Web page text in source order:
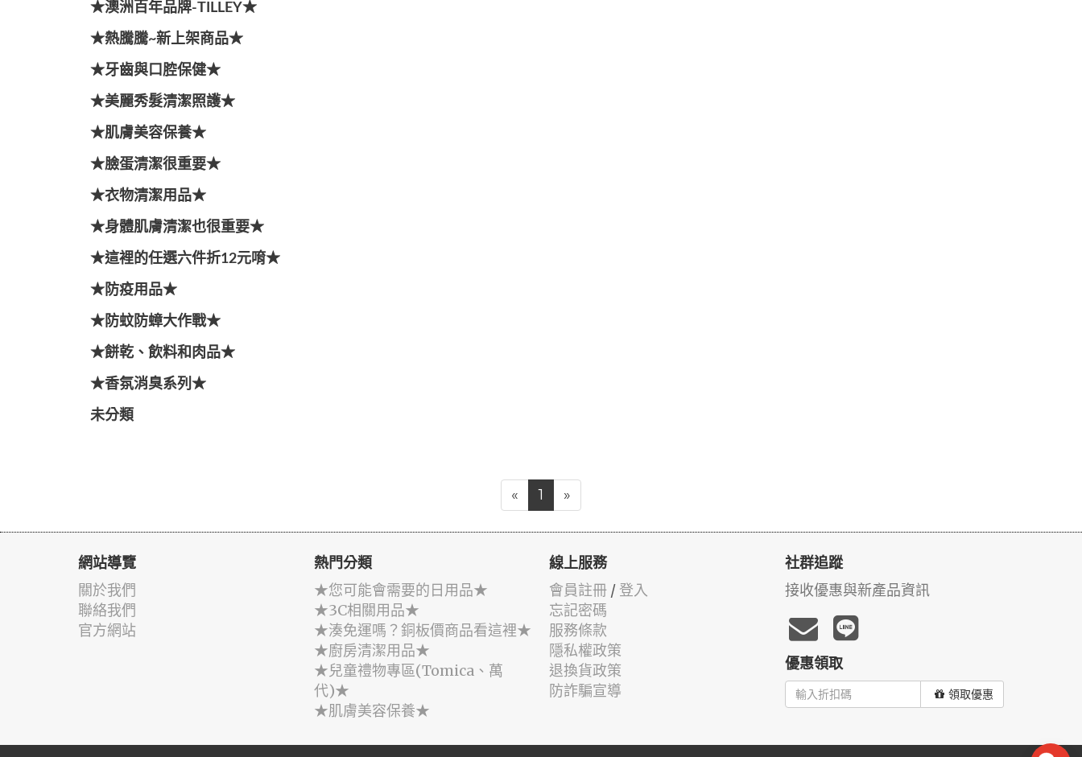
★澳洲百年品牌-TILLEY★
★熱騰騰~新上架商品★
★牙齒與口腔保健★
★美麗秀髮清潔照護★
★肌膚美容保養★
★臉蛋清潔很重要★
★衣物清潔用品★
★身體肌膚清潔也很重要★
★這裡的任選六件折12元唷★
★防疫用品★
★防蚊防蟑大作戰★
★餅乾、飲料和肉品★
★香氛消臭系列★
未分類
« 1 »
網站導覽
關於我們
聯絡我們
官方網站
熱門分類
★您可能會需要的日用品★
★3C相關用品★
★湊免運嗎？銅板價商品看這裡★
★廚房清潔用品★
★兒童禮物專區(Tomica、萬
代)★
★肌膚美容保養★
線上服務
會員註冊 / 登入
忘記密碼
服務條款
隱私權政策
退換貨政策
防詐騙宣導
社群追蹤
接收優惠與新產品資訊
優惠領取
領取優惠